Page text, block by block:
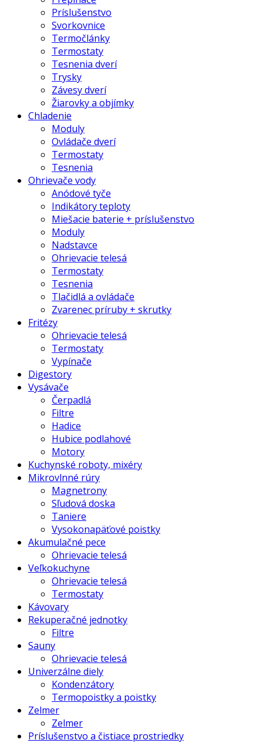
Príslušenstvo
Svorkovnice
Termočlánky
Termostaty
Tesnenia dverí
Trysky
Závesy dverí
Žiarovky a objímky
Chladenie
Moduly
Ovládače dverí
Termostaty
Tesnenia
Ohrievače vody
Anódové tyče
Indikátory teploty
Miešacie baterie + príslušenstvo
Moduly
Nadstavce
Ohrievacie telesá
Termostaty
Tesnenia
Tlačidlá a ovládače
Zvarenec príruby + skrutky
Fritézy
Ohrievacie telesá
Termostaty
Vypínače
Digestory
Vysávače
Čerpadlá
Filtre
Hadice
Hubice podlahové
Motory
Kuchynské roboty, mixéry
Mikrovlnné rúry
Magnetrony
Sľudová doska
Taniere
Vysokonapäťové poistky
Akumulačné pece
Ohrievacie telesá
Veľkokuchyne
Ohrievacie telesá
Termostaty
Kávovary
Rekuperačné jednotky
Filtre
Sauny
Ohrievacie telesá
Univerzálne diely
Kondenzátory
Termopoistky a poistky
Zelmer
Zelmer
Príslušenstvo a čistiace prostriedky